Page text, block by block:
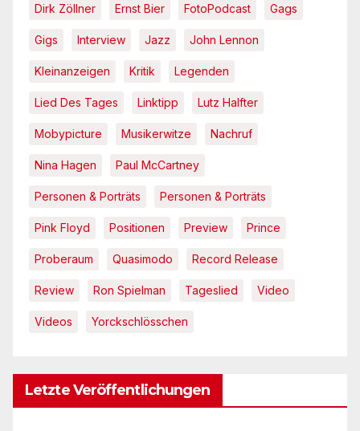
Dirk Zöllner Ernst Bier FotoPodcast Gags
Gigs Interview Jazz John Lennon
Kleinanzeigen Kritik Legenden
Lied Des Tages Linktipp Lutz Halfter
Mobypicture Musikerwitze Nachruf
Nina Hagen Paul McCartney
Personen & Porträts Personen & Porträts
Pink Floyd Positionen Preview Prince
Proberaum Quasimodo Record Release
Review Ron Spielman Tageslied Video
Videos Yorckschlösschen
Letzte Veröffentlichungen